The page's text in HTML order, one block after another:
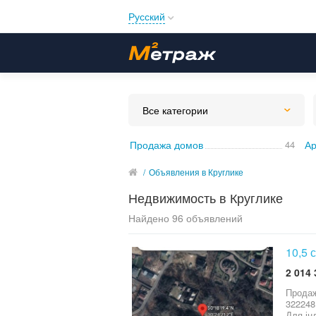
Русский
Українська
Все категории
Продажа домов 44
/ Объявления в Круглике
Недвижимость в Круглике
Найдено 96 объявлений
10,5
2 014
Продаж